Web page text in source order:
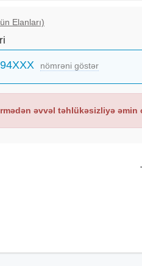
Elanları)
nömrəni göstər
əvvəl təhlükəsizliyə əmin